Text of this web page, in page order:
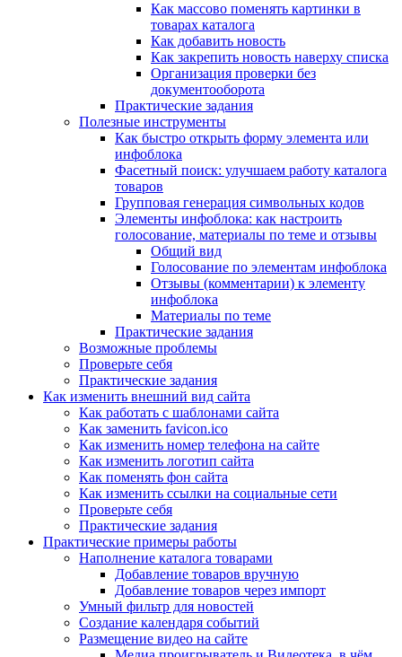
Как массово поменять картинки в
товарах каталога
Как добавить новость
Как закрепить новость наверху списка
Организация проверки без
документооборота
Практические задания
Полезные инструменты
Как быстро открыть форму элемента или
инфоблока
Фасетный поиск: улучшаем работу каталога
товаров
Групповая генерация символьных кодов
Элементы инфоблока: как настроить
голосование, материалы по теме и отзывы
Общий вид
Голосование по элементам инфоблока
Отзывы (комментарии) к элементу
инфоблока
Материалы по теме
Практические задания
Возможные проблемы
Проверьте себя
Практические задания
Как изменить внешний вид сайта
Как работать с шаблонами сайта
Как заменить favicon.ico
Как изменить номер телефона на сайте
Как изменить логотип сайта
Как поменять фон сайта
Как изменить ссылки на социальные сети
Проверьте себя
Практические задания
Практические примеры работы
Наполнение каталога товарами
Добавление товаров вручную
Добавление товаров через импорт
Умный фильтр для новостей
Создание календаря событий
Размещение видео на сайте